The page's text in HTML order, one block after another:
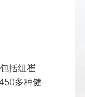
括纽崔
多种健